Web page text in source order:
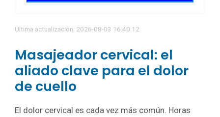
Última actualización: 2026-08-03 16:40:12
Masajeador cervical: el
aliado clave para el dolor
de cuello
El dolor cervical es cada vez más común. Horas